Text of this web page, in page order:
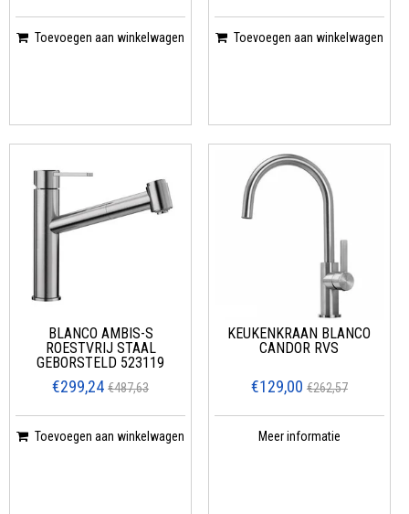
Toevoegen aan winkelwagen Toevoegen aan winkelwagen
BLANCO AMBIS-S
ROESTVRIJ STAAL
GEBORSTELD 523119
€299,24 €487,63
Toevoegen aan winkelwagen
KEUKENKRAAN BLANCO
CANDOR RVS
€129,00 €262,57
Meer informatie